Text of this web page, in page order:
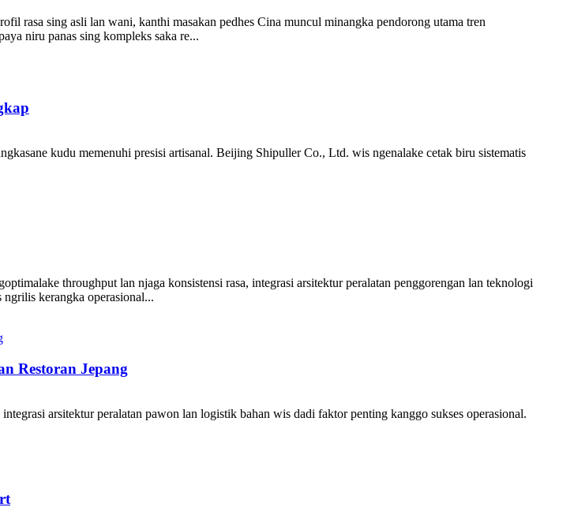
rasa sing asli lan wani, kanthi masakan pedhes Cina muncul minangka pendorong utama tren
niru panas sing kompleks saka re...
kudu memenuhi presisi artisanal. Beijing Shipuller Co., Ltd. wis ngenalake cetak biru sistematis
throughput lan njaga konsistensi rasa, integrasi arsitektur peralatan penggorengan lan teknologi
kerangka operasional...
Restoran Jepang
arsitektur peralatan pawon lan logistik bahan wis dadi faktor penting kanggo sukses operasional.